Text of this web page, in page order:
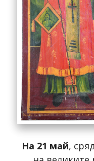
На 21 май,